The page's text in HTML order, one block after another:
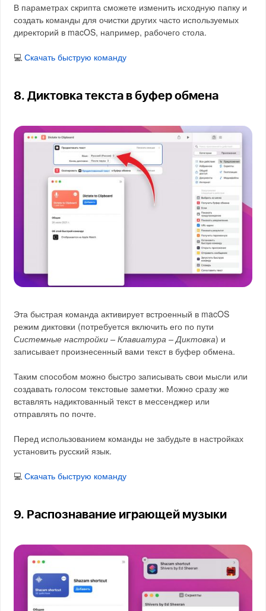
В параметрах скрипта сможете изменить исходную папку и
создать команды для очистки других часто используемых
директорий в macOS, например, рабочего стола.
💻Скачать быструю команду
8. Диктовка текста в буфер обмена
Эта быстрая команда активирует встроенный в macOS
режим диктовки (потребуется включить его по пути
Системные настройки – Клавиатура – Диктовка) и
записывает произнесенный вами текст в буфер обмена.
Таким способом можно быстро записывать свои мысли или
создавать голосом текстовые заметки. Можно сразу же
вставлять надиктованный текст в мессенджер или
отправлять по почте.
Перед использованием команды не забудьте в настройках
установить русский язык.
💻Скачать быструю команду
9. Распознавание играющей музыки